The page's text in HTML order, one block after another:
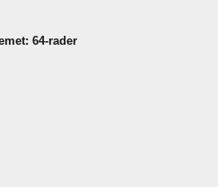
64-rader